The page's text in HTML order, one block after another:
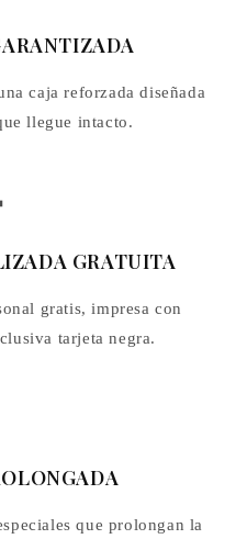
caja reforzada diseñada
llegue intacto.
GRATUITA
gratis, impresa con
tarjeta negra.
que prolongan la